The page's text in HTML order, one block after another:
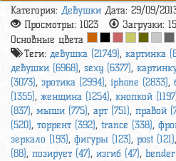
Категория:Девушки Дата: 29/09/
Просмотры:1023 Загрузки:
Основные цвета
Теги:девушка (21749),картинка
девушки (6968),sexy (6377),
(3073),эротика (2994),iphone (2833),
(1355),женщина (1254),кнопкой
(837),мыши (775),арт (751),правой
(520),торрент (392),trance (338),
зеркало (193),фигуры (123),post (121)
(88),позирует (47),изгиб (47),